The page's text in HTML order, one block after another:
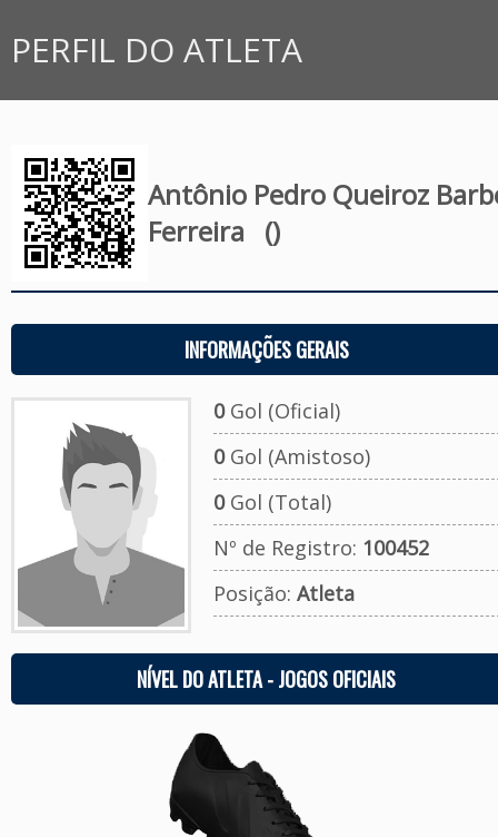
PERFIL DO ATLETA
Antônio Pedro Queiroz
Ferreira
()
INFORMAÇÕES GERAIS
0Gol (Oficial)
0Gol (Amistoso)
0Gol (Total)
Nº de Registro: 100452
Posição: Atleta
NÍVEL DO ATLETA - JOGOS OFICIAIS